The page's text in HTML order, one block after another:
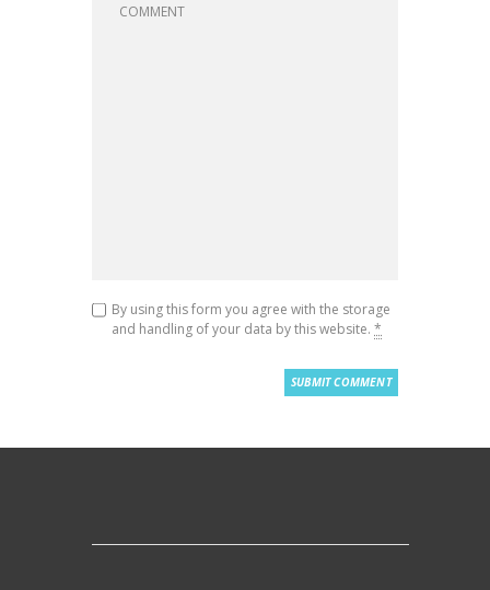
By using this form you agree with the storage
and handling of your data by this website. *